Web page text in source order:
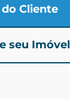
Cliente
seu Imóvel